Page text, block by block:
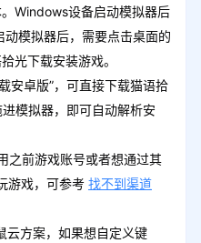
Windows设备启动模拟器后
模拟器后，需要点击桌面的
光下载安装游戏。
卓版”，可直接下载猫语拾
模拟器，即可自动解析安
之前游戏账号或者想通过其
游戏，可参考 找不到渠道
云方案，如果想自定义键